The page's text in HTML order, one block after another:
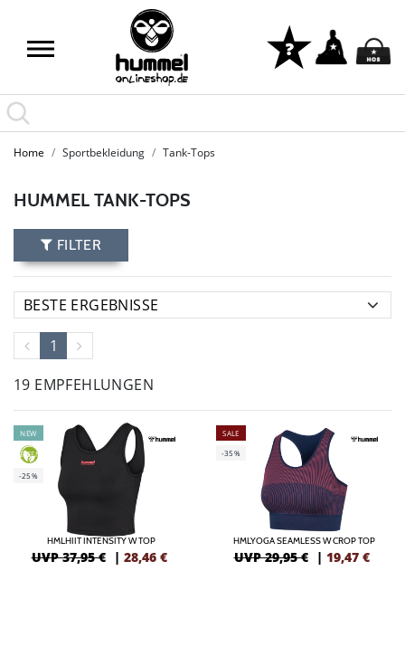
Home Sportbekleidung Tank-Tops
HUMMEL TANK-TOPS
FILTER
1
19 EMPFEHLUNGEN
NEW
GREEN
-25%
HMLHIIT INTENSITY W TOP
UVP 37,95 € | 28,46 €
SALE
-35%
HMLYOGA SEAMLESS W CROP TOP
UVP 29,95 € | 19,47 €